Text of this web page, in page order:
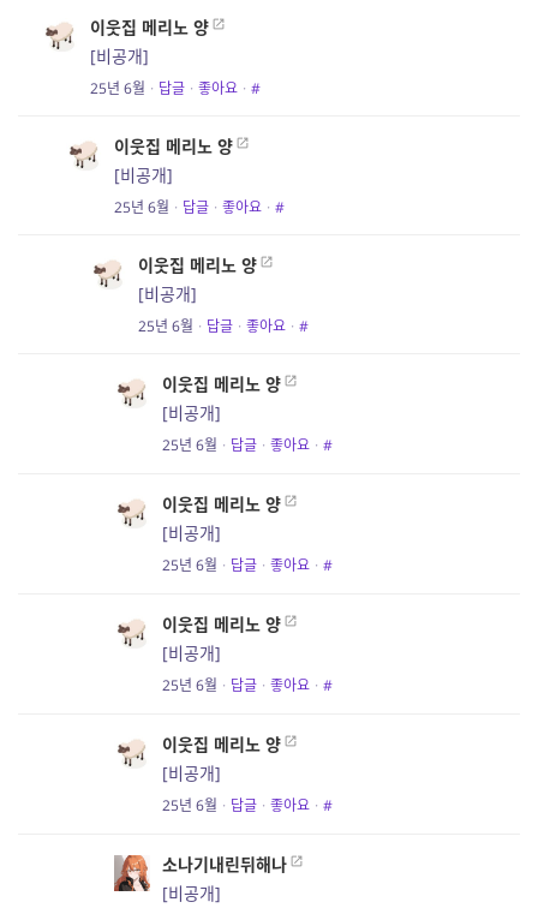
이웃집 메리노 양
[비공개]
25년 6월 · 답글 · 좋아요 · #
이웃집 메리노 양
[비공개]
25년 6월 · 답글 · 좋아요 · #
이웃집 메리노 양
[비공개]
25년 6월 · 답글 · 좋아요 · #
이웃집 메리노 양
[비공개]
25년 6월 · 답글 · 좋아요 · #
이웃집 메리노 양
[비공개]
25년 6월 · 답글 · 좋아요 · #
이웃집 메리노 양
[비공개]
25년 6월 · 답글 · 좋아요 · #
이웃집 메리노 양
[비공개]
25년 6월 · 답글 · 좋아요 · #
소나기내린뒤해나
[비공개]